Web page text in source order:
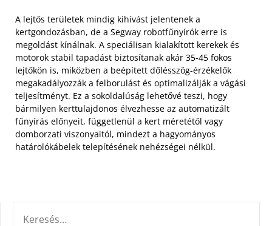
A lejtős területek mindig kihívást jelentenek a
kertgondozásban, de a Segway robotfűnyírók erre is
megoldást kínálnak. A speciálisan kialakított kerekek és
motorok stabil tapadást biztosítanak akár 35-45 fokos
lejtőkön is, miközben a beépített dőlésszög-érzékelők
megakadályozzák a felborulást és optimalizálják a vágási
teljesítményt. Ez a sokoldalúság lehetővé teszi, hogy
bármilyen kerttulajdonos élvezhesse az automatizált
fűnyírás előnyeit, függetlenül a kert méretétől vagy
domborzati viszonyaitól, mindezt a hagyományos
határolókábelek telepítésének nehézségei nélkül.